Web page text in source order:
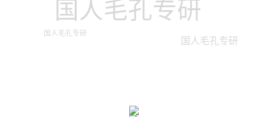
国人毛孔专研
国人毛孔专研
国人毛孔专研